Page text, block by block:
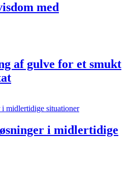
med
af gulve for et smukt
i midlertidige